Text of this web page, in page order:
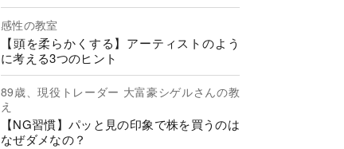
感性の教室
【頭を柔らかくする】アーティストのよう
に考える3つのヒント
89歳、現役トレーダー 大富豪シゲルさんの教
え
【NG習慣】パッと見の印象で株を買うのは
なぜダメなの？